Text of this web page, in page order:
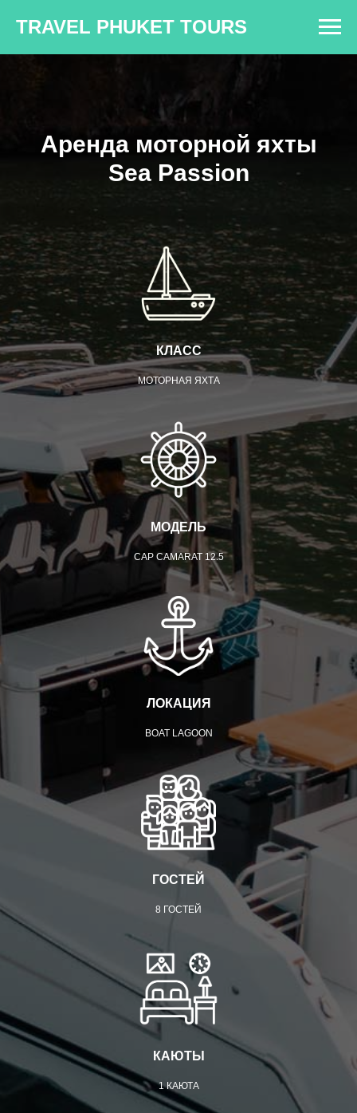
TRAVEL PHUKET TOURS
Аренда моторной яхты
Sea Passion
КЛАСС
МОТОРНАЯ ЯХТА
МОДЕЛЬ
CAP CAMARAT 12.5
ЛОКАЦИЯ
BOAT LAGOON
ГОСТЕЙ
8 ГОСТЕЙ
КАЮТЫ
1 КАЮТА